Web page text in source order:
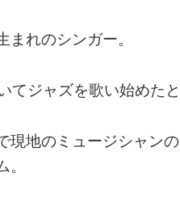
れのシンガー。
てジャズを歌い始めたと
現地のミュージシャン